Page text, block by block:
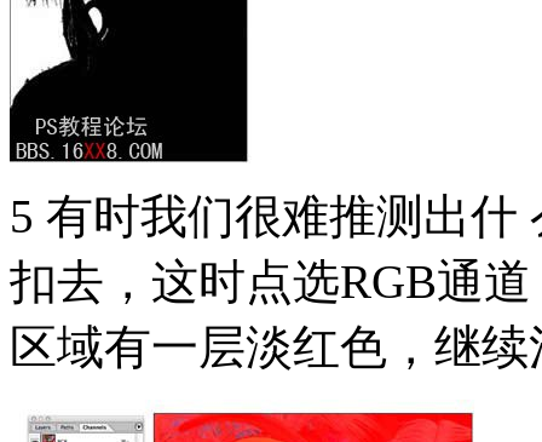
5 有时我们很难推测出
扣去，这时点选RGB通
区域有一层淡红色，继